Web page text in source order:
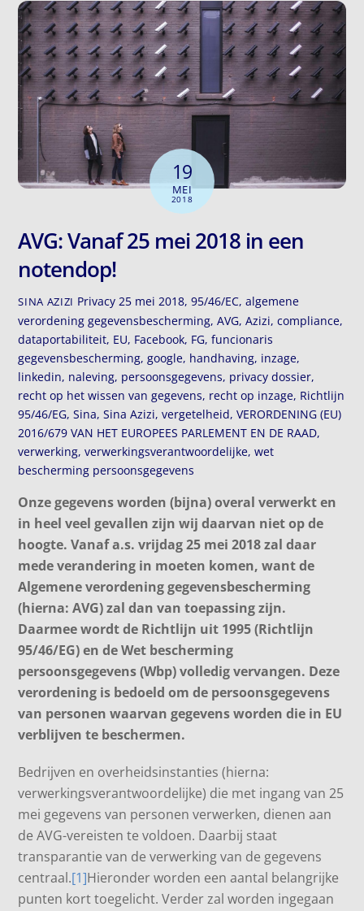
19
MEI
2018
AVG: Vanaf 25 mei 2018 in een
notendop!
SINA AZIZI Privacy 25 mei 2018, 95/46/EC, algemene
verordening gegevensbescherming,AVG,Azizi,compliance,
dataportabiliteit, EU, Facebook, FG,funcionaris
gegevensbescherming,google, handhaving, inzage,
linkedin, naleving, persoonsgegevens, privacy dossier,
recht op het wissen van gegevens, recht op inzage, Richtlijn
95/46/EG,Sina,Sina Azizi,vergetelheid,VERORDENING (EU)
2016/679 VAN HET EUROPEES PARLEMENT EN DE RAAD,
verwerking,verwerkingsverantwoordelijke,wet
bescherming persoonsgegevens
Onze gegevens worden (bijna) overal verwerkt en
in heel veel gevallen zijn wij daarvan niet op de
hoogte. Vanaf a.s. vrijdag 25 mei 2018 zal daar
mede verandering in moeten komen, want de
Algemene verordening gegevensbescherming
(hierna: AVG) zal dan van toepassing zijn.
Daarmee wordt de Richtlijn uit 1995 (Richtlijn
95/46/EG) en de Wet bescherming
persoonsgegevens (Wbp) volledig vervangen. Deze
verordening is bedoeld om de persoonsgegevens
van personen waarvan gegevens worden die in EU
verblijven te beschermen.
Bedrijven en overheidsinstanties (hierna:
verwerkingsverantwoordelijke) die met ingang van 25
mei gegevens van personen verwerken, dienen aan
de AVG-vereisten te voldoen. Daarbij staat
transparantie van de verwerking van de gegevens
centraal.[1]Hieronder worden een aantal belangrijke
punten kort toegelicht. Verder zal worden ingegaan